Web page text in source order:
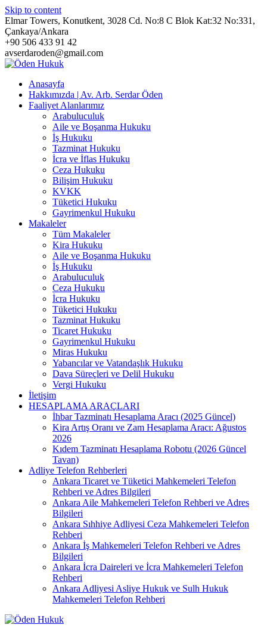
Skip to content
Elmar Towers, Konutkent, 3028 Cd. No:8 C Blok Kat:32 No:331,
Çankaya/Ankara
+90 506 433 91 42
avserdaroden@gmail.com
Anasayfa
Hakkımızda | Av. Arb. Serdar Öden
Faaliyet Alanlarımız
Arabuluculuk
Aile ve Boşanma Hukuku
İş Hukuku
Tazminat Hukuku
İcra ve İflas Hukuku
Ceza Hukuku
Bilişim Hukuku
KVKK
Tüketici Hukuku
Gayrimenkul Hukuku
Makaleler
Tüm Makaleler
Kira Hukuku
Aile ve Boşanma Hukuku
İş Hukuku
Arabuluculuk
Ceza Hukuku
İcra Hukuku
Tüketici Hukuku
Tazminat Hukuku
Ticaret Hukuku
Gayrimenkul Hukuku
Miras Hukuku
Yabancılar ve Vatandaşlık Hukuku
Dava Süreçleri ve Delil Hukuku
Vergi Hukuku
İletişim
HESAPLAMA ARAÇLARI
İhbar Tazminatı Hesaplama Aracı (2025 Güncel)
Kira Artış Oranı ve Zam Hesaplama Aracı: Ağustos
2026
Kıdem Tazminatı Hesaplama Robotu (2026 Güncel
Tavan)
Adliye Telefon Rehberleri
Ankara Ticaret ve Tüketici Mahkemeleri Telefon
Rehberi ve Adres Bilgileri
Ankara Aile Mahkemeleri Telefon Rehberi ve Adres
Bilgileri
Ankara Sıhhiye Adliyesi Ceza Mahkemeleri Telefon
Rehberi
Ankara İş Mahkemeleri Telefon Rehberi ve Adres
Bilgileri
Ankara İcra Daireleri ve İcra Mahkemeleri Telefon
Rehberi
Ankara Adliyesi Asliye Hukuk ve Sulh Hukuk
Mahkemeleri Telefon Rehberi